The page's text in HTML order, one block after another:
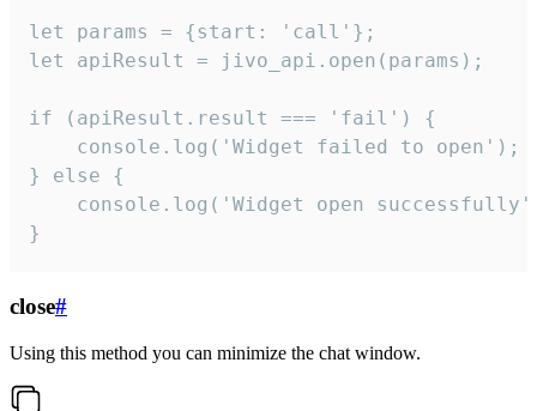
let params = {start: 'call'};
let apiResult = jivo_api.open(params);
if (apiResult.result === 'fail') {
    console.log('Widget failed to open');
} else {
console.log('Widget open
}
close#
Using this method you can minimize the chat window.